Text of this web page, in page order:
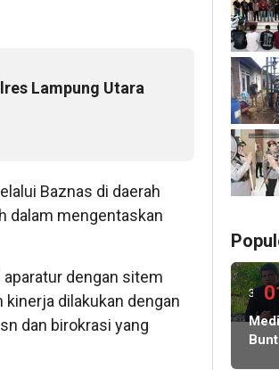
Lampung Utara
Baznas di daerah
dalam mengentaskan
dengan sitem
dilakukan dengan
dan birokrasi yang
3
lalu